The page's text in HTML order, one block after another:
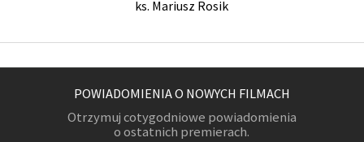
ks. Mariusz Rosik
POWIADOMIENIA O NOWYCH FILMACH
Otrzymuj cotygodniowe powiadomienia
o ostatnich premierach.